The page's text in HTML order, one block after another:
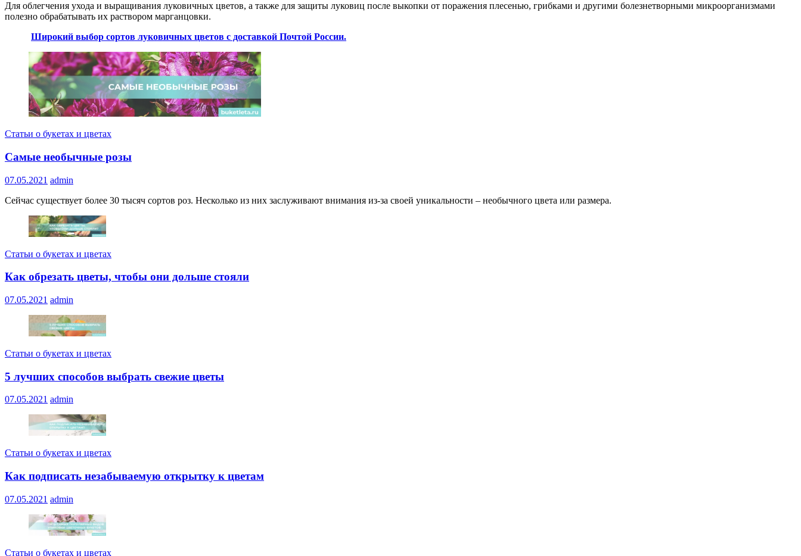
Для облегчения ухода и выращивания луковичных цветов, а также для защиты луковиц после выкопки от поражения плесенью, грибками и другими болезнетворными микроорганизмами
полезно обрабатывать их раствором марганцовки.
Широкий выбор сортов луковичных цветов с доставкой Почтой России.
Статьи о букетах и цветах
Самые необычные розы
07.05.2021 admin
Сейчас существует более 30 тысяч сортов роз. Несколько из них заслуживают внимания из-за своей уникальности – необычного цвета или размера.
Статьи о букетах и цветах
Как обрезать цветы, чтобы они дольше стояли
07.05.2021 admin
Статьи о букетах и цветах
5 лучших способов выбрать свежие цветы
07.05.2021 admin
Статьи о букетах и цветах
Как подписать незабываемую открытку к цветам
07.05.2021 admin
Статьи о букетах и цветах